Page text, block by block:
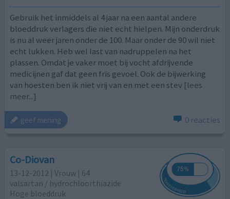
Gebruik het inmiddels al 4 jaar na een aantal andere
bloeddruk verlagers die niet echt hielpen. Mijn onderdruk
is nu al weer jaren onder de 100. Maar onder de 90 wil niet
echt lukken. Heb wel last van nadruppelen na het
plassen. Omdat je vaker moet bij vocht afdrijvende
medicijnen gaf dat geen fris gevoel. Ook de bijwerking
van hoesten ben ik niet vrij van en met een stev [lees
meer...]
geef mening 0 reacties
Co-Diovan
13-12-2012 | Vrouw | 64
valsartan / hydrochloorthiazide
Hoge bloeddruk